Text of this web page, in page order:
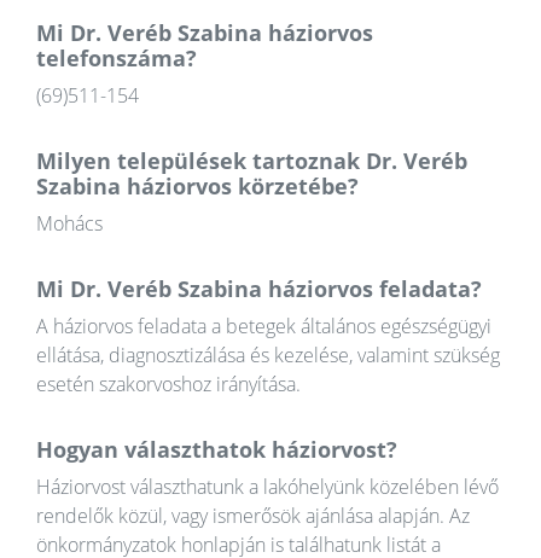
Mi Dr. Veréb Szabina háziorvos
telefonszáma?
(69)511-154
Milyen települések tartoznak Dr. Veréb
Szabina háziorvos körzetébe?
Mohács
Mi Dr. Veréb Szabina háziorvos feladata?
A háziorvos feladata a betegek általános egészségügyi
ellátása, diagnosztizálása és kezelése, valamint szükség
esetén szakorvoshoz irányítása.
Hogyan választhatok háziorvost?
Háziorvost választhatunk a lakóhelyünk közelében lévő
rendelők közül, vagy ismerősök ajánlása alapján. Az
önkormányzatok honlapján is találhatunk listát a